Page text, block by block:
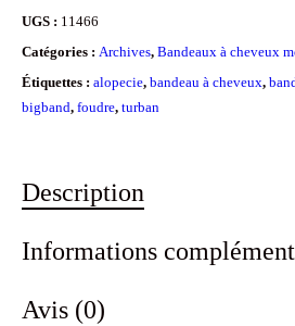
UGS : 11466
Catégories : Archives, Bandeaux à cheveux
Étiquettes : alopecie, bandeau à cheveux,
bigband, foudre, turban
Description
Informations
Avis (0)